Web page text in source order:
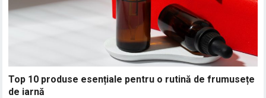
Top 10 produse esențiale pentru o rutină de frumusețe
de iarnă